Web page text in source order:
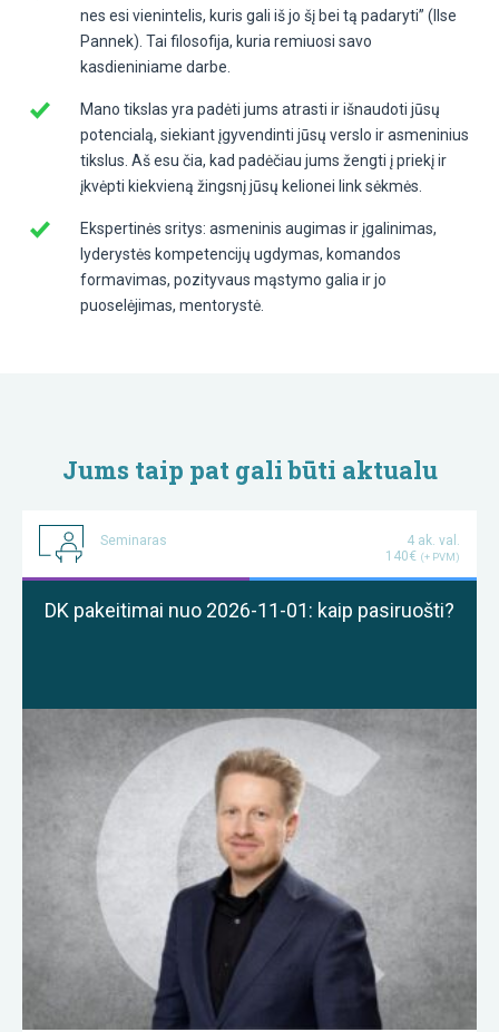
nes esi vienintelis, kuris gali iš jo šį bei tą padaryti” (Ilse
Pannek). Tai filosofija, kuria remiuosi savo
kasdieniniame darbe.
Mano tikslas yra padėti jums atrasti ir išnaudoti jūsų
potencialą, siekiant įgyvendinti jūsų verslo ir asmeninius
tikslus. Aš esu čia, kad padėčiau jums žengti į priekį ir
įkvėpti kiekvieną žingsnį jūsų kelionei link sėkmės.
Ekspertinės sritys: asmeninis augimas ir įgalinimas,
lyderystės kompetencijų ugdymas, komandos
formavimas, pozityvaus mąstymo galia ir jo
puoselėjimas, mentorystė.
Jums taip pat gali būti aktualu
Seminaras
4 ak. val.
140€ (+ PVM)
DK pakeitimai nuo 2026-11-01: kaip pasiruošti?